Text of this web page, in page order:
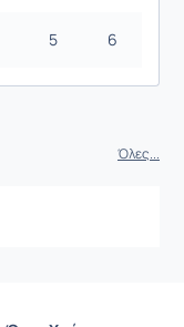
5 6
Όλες...